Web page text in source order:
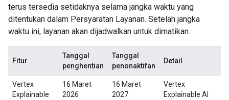
terus tersedia setidaknya selama jangka waktu yang
ditentukan dalam Persyaratan Layanan. Setelah jangka
waktu ini, layanan akan dijadwalkan untuk dimatikan.
Fitur
Tanggal
penghentian
Tanggal
penonaktifan
Detail
Vertex
Explainable
16 Maret
2026
16 Maret
2027
Vertex
Explainable AI